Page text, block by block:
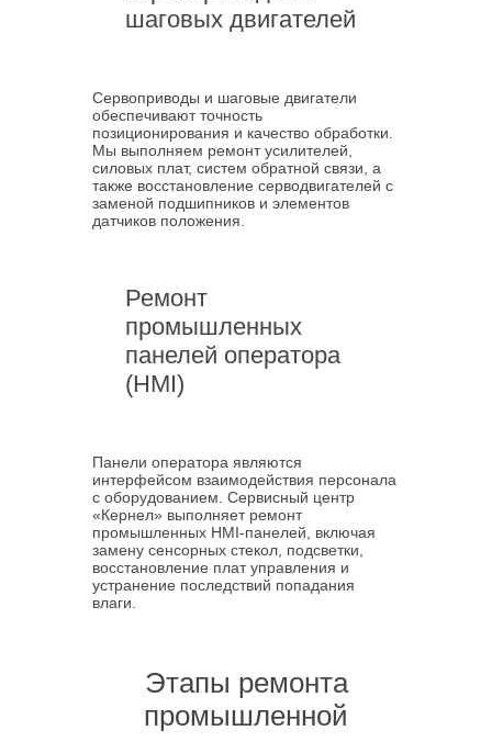
шаговых двигателей
Сервоприводы и шаговые двигатели
обеспечивают точность
позиционирования и качество обработки.
Мы выполняем ремонт усилителей,
силовых плат, систем обратной связи, а
также восстановление серводвигателей с
заменой подшипников и элементов
датчиков положения.
Ремонт
промышленных
панелей оператора
(HMI)
Панели оператора являются
интерфейсом взаимодействия персонала
с оборудованием. Сервисный центр
«Кернел» выполняет ремонт
промышленных HMI-панелей, включая
замену сенсорных стекол, подсветки,
восстановление плат управления и
устранение последствий попадания
влаги.
Этапы ремонта
промышленной